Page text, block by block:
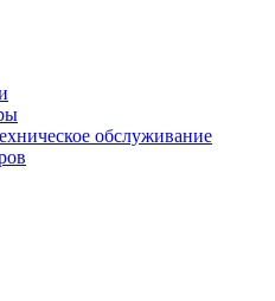
обслуживание